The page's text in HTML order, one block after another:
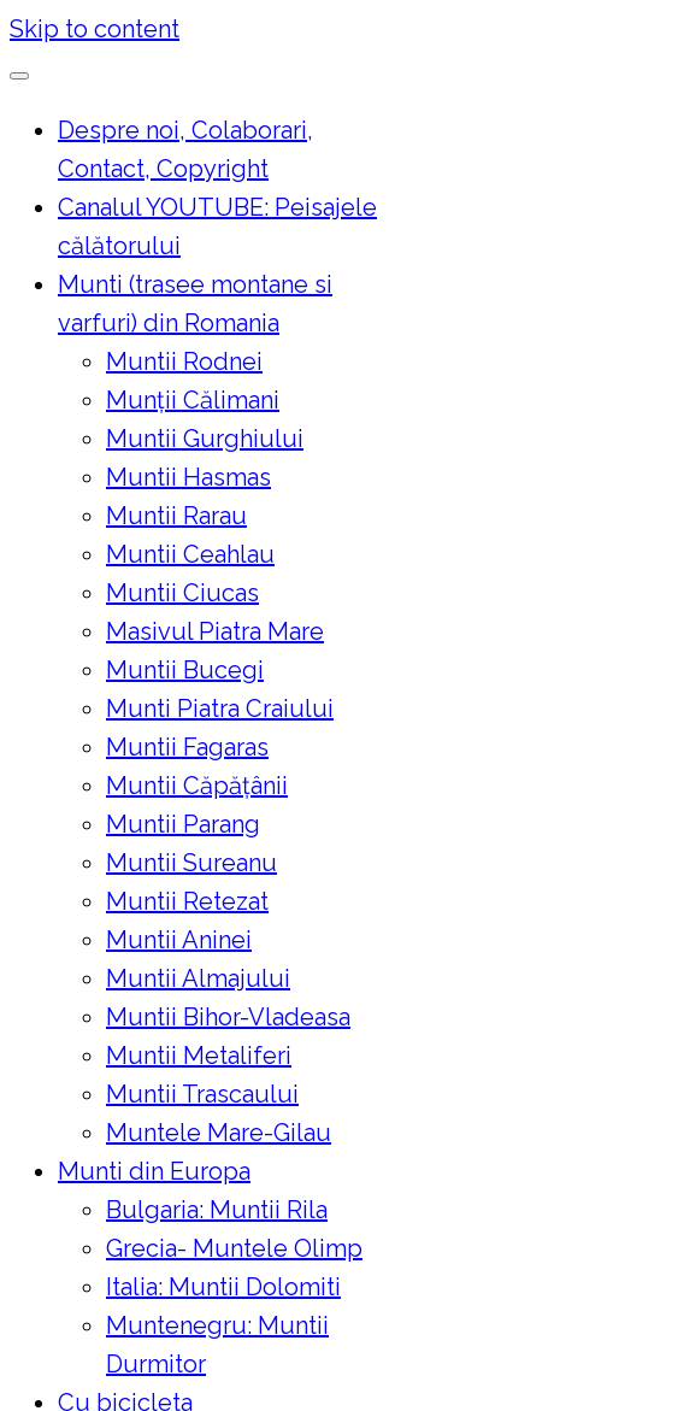
Skip to content
Despre noi, Colaborari,
Contact, Copyright
Canalul YOUTUBE: Peisajele
călătorului
Munti (trasee montane si
varfuri) din Romania
Muntii Rodnei
Munţii Călimani
Muntii Gurghiului
Muntii Hasmas
Muntii Rarau
Muntii Ceahlau
Muntii Ciucas
Masivul Piatra Mare
Muntii Bucegi
Munti Piatra Craiului
Muntii Fagaras
Muntii Căpățânii
Muntii Parang
Muntii Sureanu
Muntii Retezat
Muntii Aninei
Muntii Almajului
Muntii Bihor-Vladeasa
Muntii Metaliferi
Muntii Trascaului
Muntele Mare-Gilau
Munti din Europa
Bulgaria: Muntii Rila
Grecia- Muntele Olimp
Italia: Muntii Dolomiti
Muntenegru: Muntii
Durmitor
Cu bicicleta